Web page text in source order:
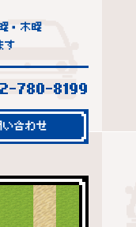
・木曜
す
780-8199
い合わせ